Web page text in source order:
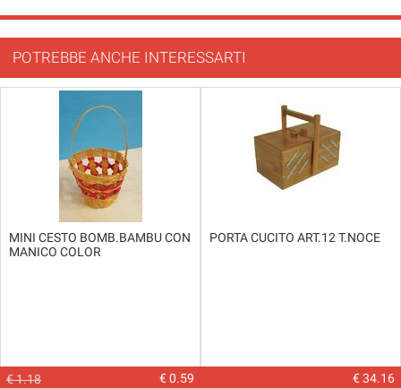
POTREBBE ANCHE INTERESSARTI
MINI CESTO BOMB.BAMBU CON
MANICO COLOR
€ 1.18 € 0.59
PORTA CUCITO ART.12 T.NOCE
€ 34.16